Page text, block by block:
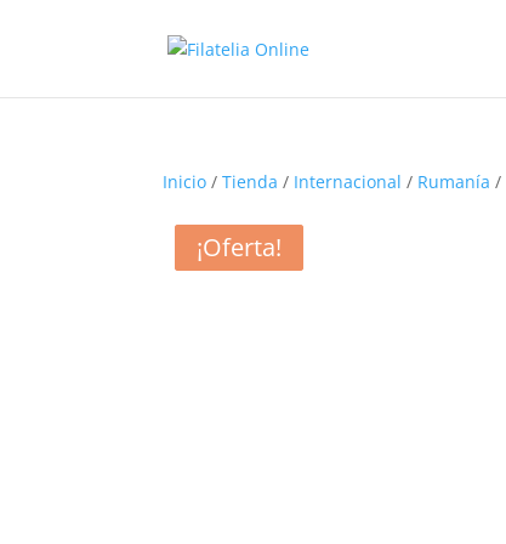
Inicio /Tienda / Internacional / Rumanía /
¡Oferta!
¡Oferta!